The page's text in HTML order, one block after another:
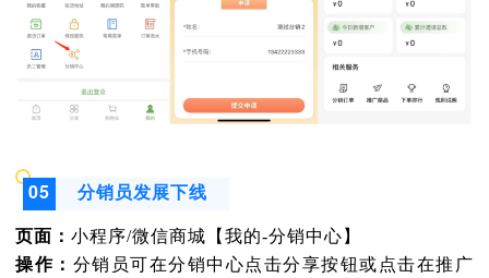
05 分销员发展下线
页面：小程序/微信商城【我的-分销中心】
操作： 分销员可在分销中心点击分享按钮或点击在推广